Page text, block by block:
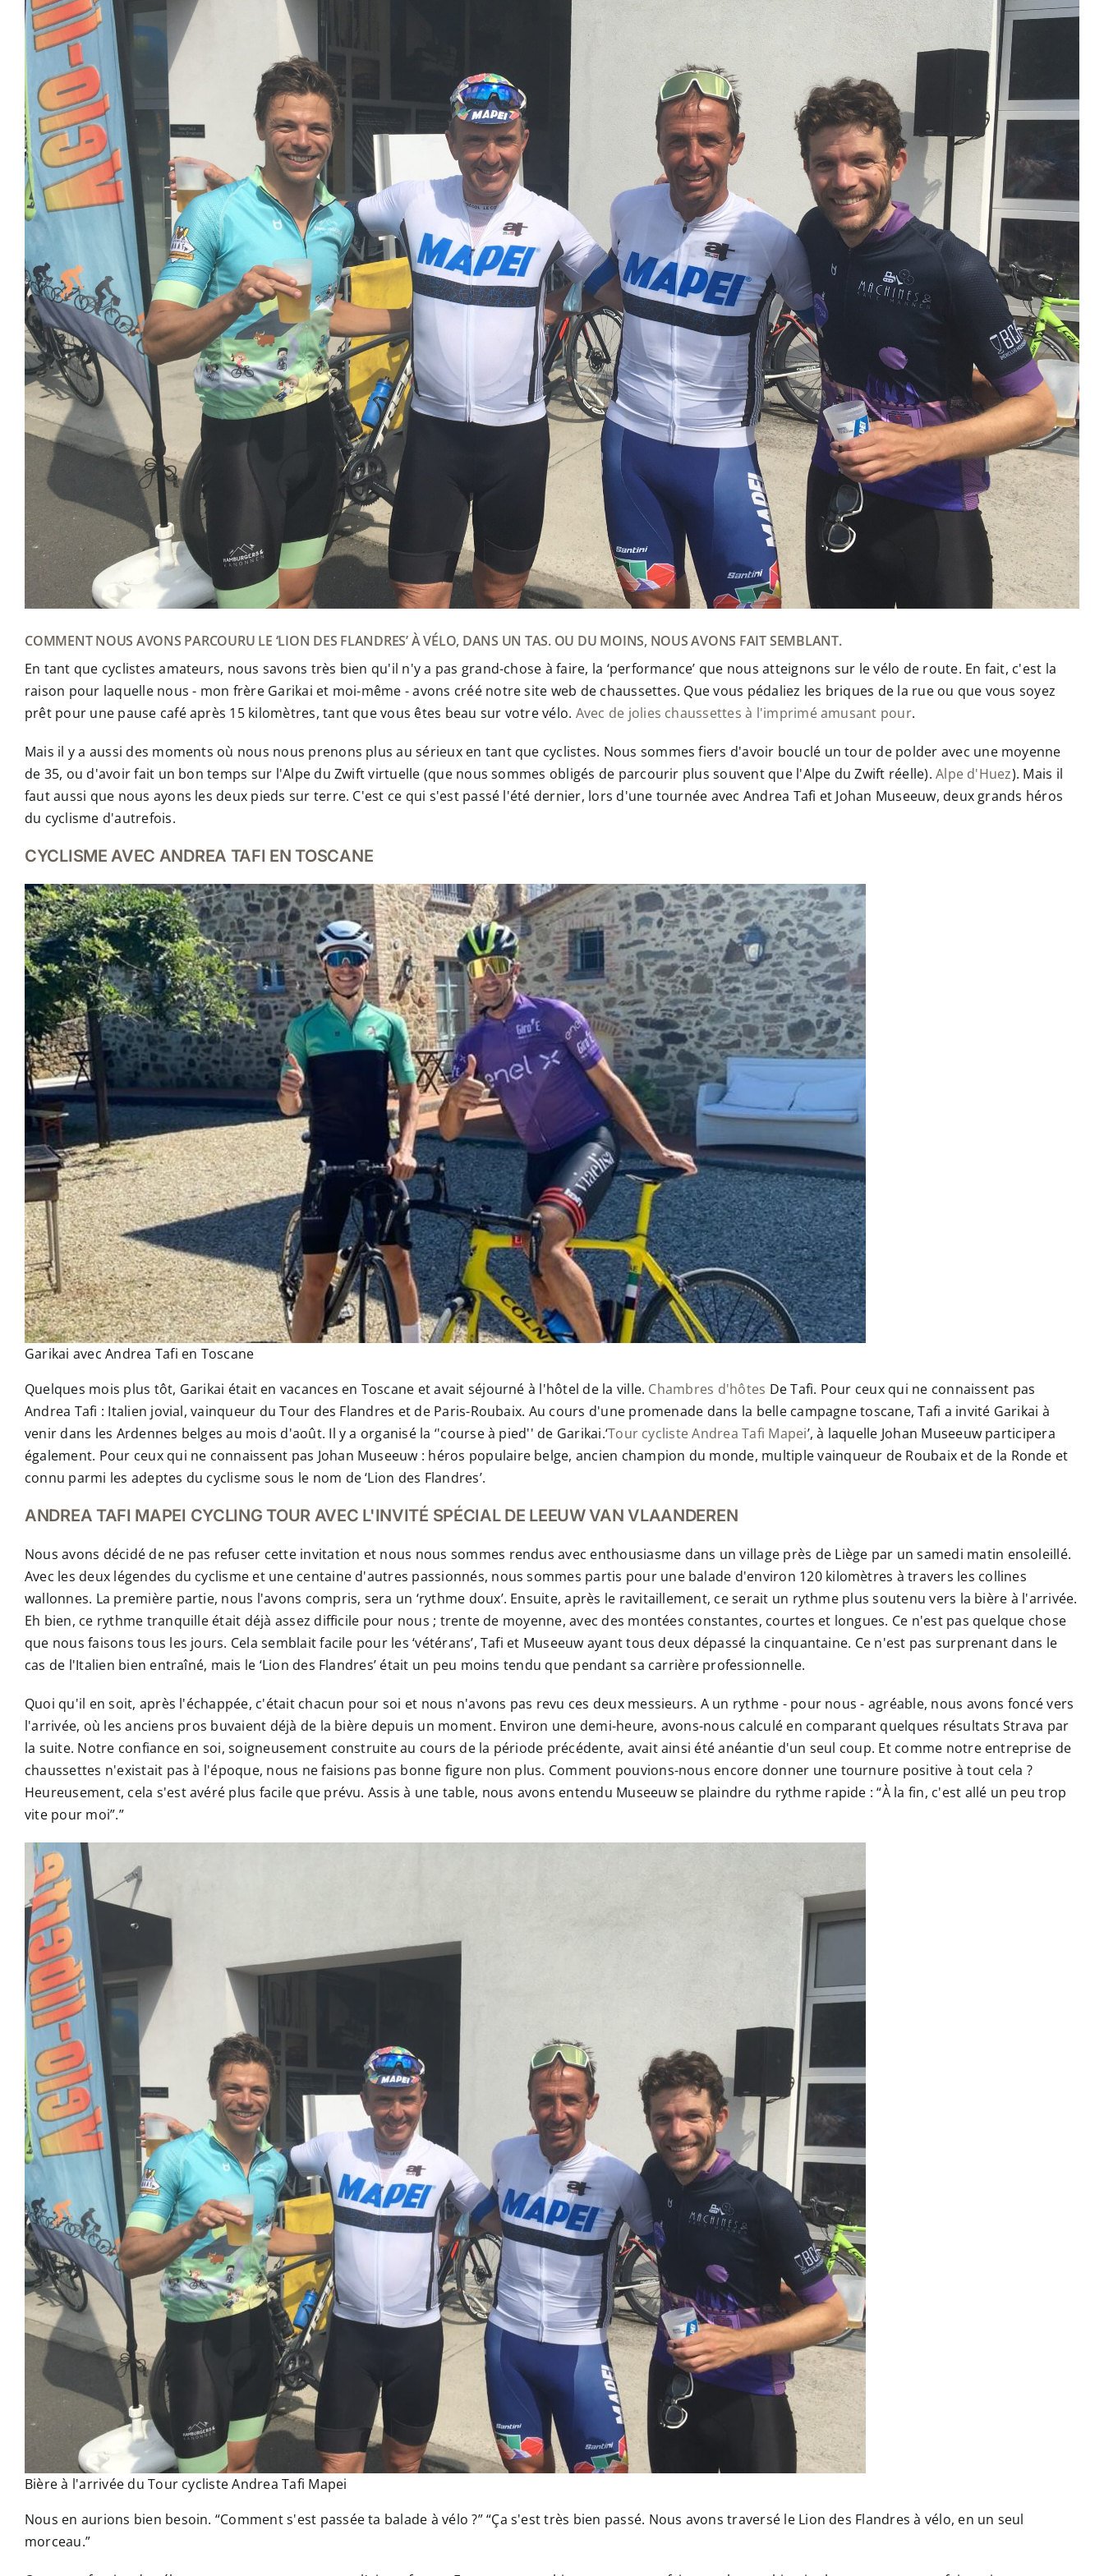
COMMENT NOUS AVONS PARCOURU LE ‘LION DES FLANDRES’ À VÉLO, DANS UN TAS. OU DU MOINS, NOUS AVONS FAIT SEMBLANT.
En tant que cyclistes amateurs, nous savons très bien qu'il n'y a pas grand-chose à faire, la ‘performance’ que nous atteignons sur le vélo de route. En fait, c'est la
raison pour laquelle nous - mon frère Garikai et moi-même - avons créé notre site web de chaussettes. Que vous pédaliez les briques de la rue ou que vous soyez
prêt pour une pause café après 15 kilomètres, tant que vous êtes beau sur votre vélo. Avec de jolies chaussettes à l'imprimé amusant pour.
Mais il y a aussi des moments où nous nous prenons plus au sérieux en tant que cyclistes. Nous sommes fiers d'avoir bouclé un tour de polder avec une moyenne
de 35, ou d'avoir fait un bon temps sur l'Alpe du Zwift virtuelle (que nous sommes obligés de parcourir plus souvent que l'Alpe du Zwift réelle).Alpe d'Huez). Mais il
faut aussi que nous ayons les deux pieds sur terre. C'est ce qui s'est passé l'été dernier, lors d'une tournée avec Andrea Tafi et Johan Museeuw, deux grands héros
du cyclisme d'autrefois.
CYCLISME AVEC ANDREA TAFI EN TOSCANE
Garikai avec Andrea Tafi en Toscane
Quelques mois plus tôt, Garikai était en vacances en Toscane et avait séjourné à l'hôtel de la ville. Chambres d'hôtes De Tafi. Pour ceux qui ne connaissent pas
Andrea Tafi : Italien jovial, vainqueur du Tour des Flandres et de Paris-Roubaix. Au cours d'une promenade dans la belle campagne toscane, Tafi a invité Garikai à
venir dans les Ardennes belges au mois d'août. Il y a organisé la ‘'course à pied'' de Garikai.‘Tour cycliste Andrea Tafi Mapei’, à laquelle Johan Museeuw participera
également. Pour ceux qui ne connaissent pas Johan Museeuw : héros populaire belge, ancien champion du monde, multiple vainqueur de Roubaix et de la Ronde et
connu parmi les adeptes du cyclisme sous le nom de ‘Lion des Flandres’.
ANDREA TAFI MAPEI CYCLING TOUR AVEC L'INVITÉ SPÉCIAL DE LEEUW VAN VLAANDEREN
Nous avons décidé de ne pas refuser cette invitation et nous nous sommes rendus avec enthousiasme dans un village près de Liège par un samedi matin ensoleillé.
Avec les deux légendes du cyclisme et une centaine d'autres passionnés, nous sommes partis pour une balade d'environ 120 kilomètres à travers les collines
wallonnes. La première partie, nous l'avons compris, sera un ‘rythme doux’. Ensuite, après le ravitaillement, ce serait un rythme plus soutenu vers la bière à l'arrivée.
Eh bien, ce rythme tranquille était déjà assez difficile pour nous ; trente de moyenne, avec des montées constantes, courtes et longues. Ce n'est pas quelque chose
que nous faisons tous les jours. Cela semblait facile pour les ‘vétérans’, Tafi et Museeuw ayant tous deux dépassé la cinquantaine. Ce n'est pas surprenant dans le
cas de l'Italien bien entraîné, mais le ‘Lion des Flandres’ était un peu moins tendu que pendant sa carrière professionnelle.
Quoi qu'il en soit, après l'échappée, c'était chacun pour soi et nous n'avons pas revu ces deux messieurs. A un rythme - pour nous - agréable, nous avons foncé vers
l'arrivée, où les anciens pros buvaient déjà de la bière depuis un moment. Environ une demi-heure, avons-nous calculé en comparant quelques résultats Strava par
la suite. Notre confiance en soi, soigneusement construite au cours de la période précédente, avait ainsi été anéantie d'un seul coup. Et comme notre entreprise de
chaussettes n'existait pas à l'époque, nous ne faisions pas bonne figure non plus. Comment pouvions-nous encore donner une tournure positive à tout cela ?
Heureusement, cela s'est avéré plus facile que prévu. Assis à une table, nous avons entendu Museeuw se plaindre du rythme rapide : “À la fin, c'est allé un peu trop
vite pour moi”.”
Bière à l'arrivée du Tour cycliste Andrea Tafi Mapei
Nous en aurions bien besoin. “Comment s'est passée ta balade à vélo ?” “Ça s'est très bien passé. Nous avons traversé le Lion des Flandres à vélo, en un seul
morceau.”